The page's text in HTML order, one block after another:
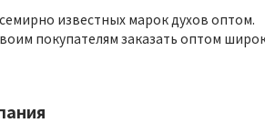
известных марок духов оптом.
покупателям заказать оптом